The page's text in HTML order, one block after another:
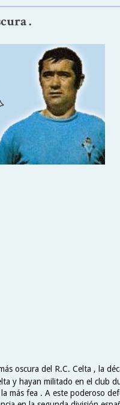
.
oscura del R.C. Celta , la
y hayan militado en el club
más fea . A este poderoso